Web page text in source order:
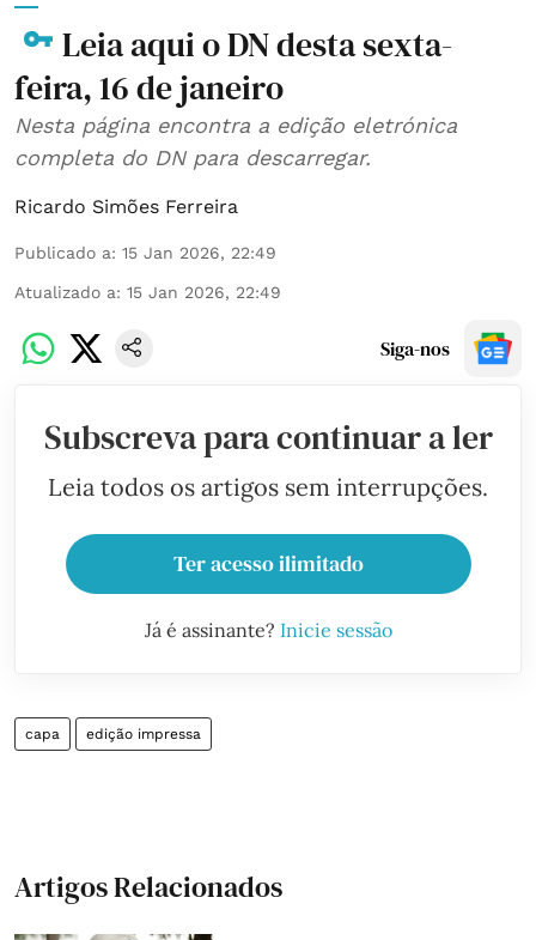
Leia aqui o DN desta sexta-
feira, 16 de janeiro
Nesta página encontra a edição eletrónica
completa do DN para descarregar.
Ricardo Simões Ferreira
Publicado a: 15 Jan 2026, 22:49
Atualizado a: 15 Jan 2026, 22:49
Siga-nos
Subscreva para continuar a ler
Leia todos os artigos sem interrupções.
Ter acesso ilimitado
Já é assinante? Inicie sessão
capa edição impressa
Artigos Relacionados